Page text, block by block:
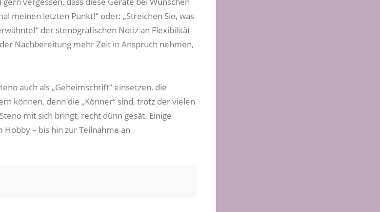
meinen letzten Punkt!“ oder: „Streichen Sie, was
der stenografischen Notiz an Flexibilität
Nachbereitung mehr Zeit in Anspruch nehmen,
auch als „Geheimschrift” einsetzen, die
können, denn die „Könner“ sind, trotz der vielen
mit sich bringt, recht dünn gesät. Einige
Hobby – bis hin zur Teilnahme an